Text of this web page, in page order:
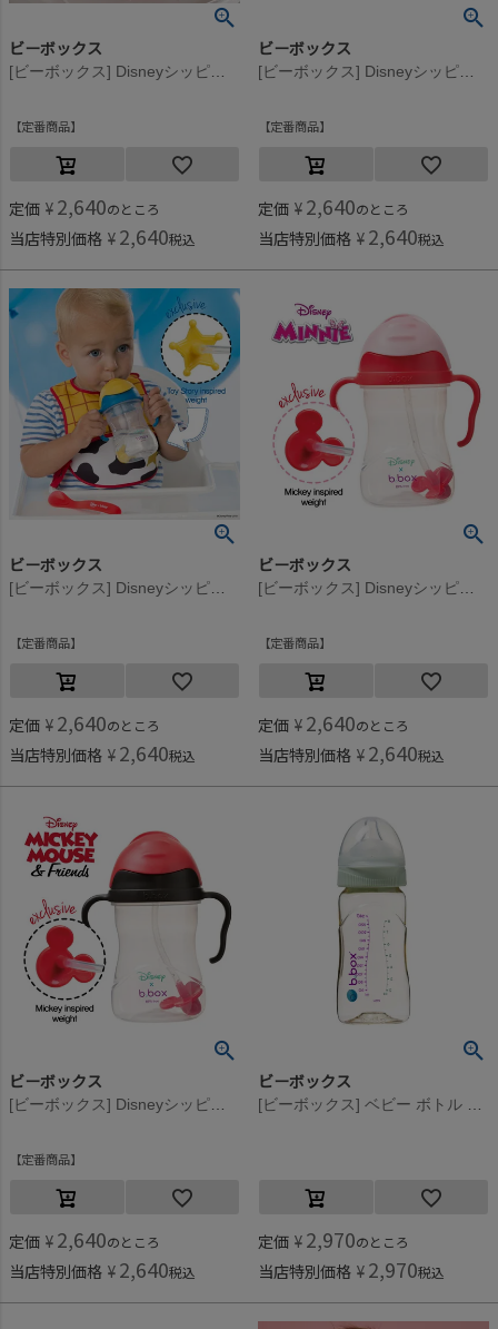
ビーボックス
[ビーボックス] Disneyシッピーカップ LightningMcQueen
定番商品
定価 ¥ 2,640のところ
当店特別価格 ¥ 2,640税込
ビーボックス
[ビーボックス] Disneyシッピーカップ Buzz
定番商品
定価 ¥ 2,640のところ
当店特別価格 ¥ 2,640税込
ビーボックス
[ビーボックス] Disneyシッピーカップ Woody
定番商品
定価 ¥ 2,640のところ
当店特別価格 ¥ 2,640税込
ビーボックス
[ビーボックス] Disneyシッピーカップ Minnie
定番商品
定価 ¥ 2,640のところ
当店特別価格 ¥ 2,640税込
ビーボックス
[ビーボックス] Disneyシッピーカップ Mickey
定番商品
定価 ¥ 2,640のところ
当店特別価格 ¥ 2,640税込
ビーボックス
[ビーボックス] ベビー ボトル 240ml セージ
定価 ¥ 2,970のところ
当店特別価格 ¥ 2,970税込